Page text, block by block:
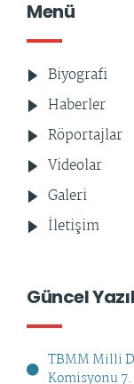
Menü
Biyografi
Haberler
Röportajlar
Videolar
Galeri
İletişim
Güncel
TBMM Milli
Komisyonu 7.